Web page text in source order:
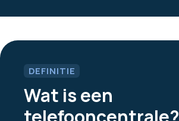
DEFINITIE
Wat is een